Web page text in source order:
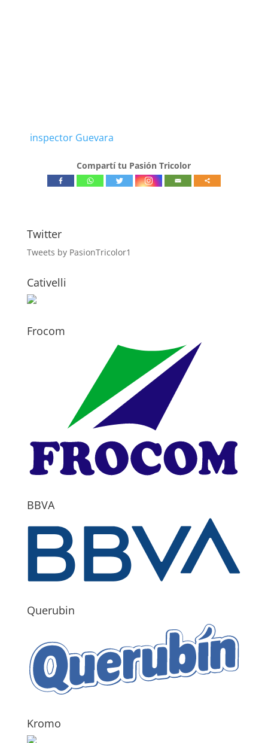
inspector Guevara
Compartí tu Pasión Tricolor
Twitter
Tweets by PasionTricolor1
Cativelli
Frocom
BBVA
Querubin
Kromo